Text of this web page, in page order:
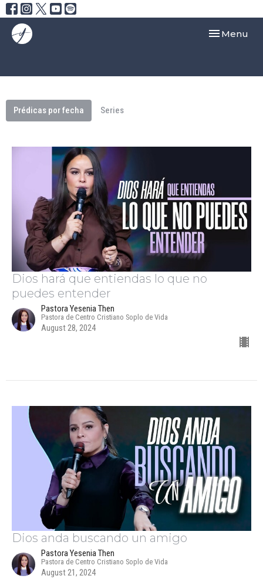
Toggle
Menu
Prédicas por fecha Series
Dios hará que entiendas lo que no
puedes entender
Pastora Yesenia Then
Pastora de Centro Cristiano Soplo de Vida
August 28, 2024
Dios anda buscando un amigo
Pastora Yesenia Then
Pastora de Centro Cristiano Soplo de Vida
August 21, 2024